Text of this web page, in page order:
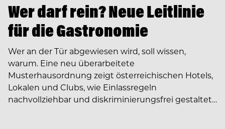
Wer darf rein? Neue Leitlinie
für die Gastronomie
Wer an der Tür abgewiesen wird, soll wissen,
warum. Eine neu überarbeitete
Musterhausordnung zeigt österreichischen Hotels,
Lokalen und Clubs, wie Einlassregeln
nachvollziehbar und diskriminierungsfrei gestaltet…